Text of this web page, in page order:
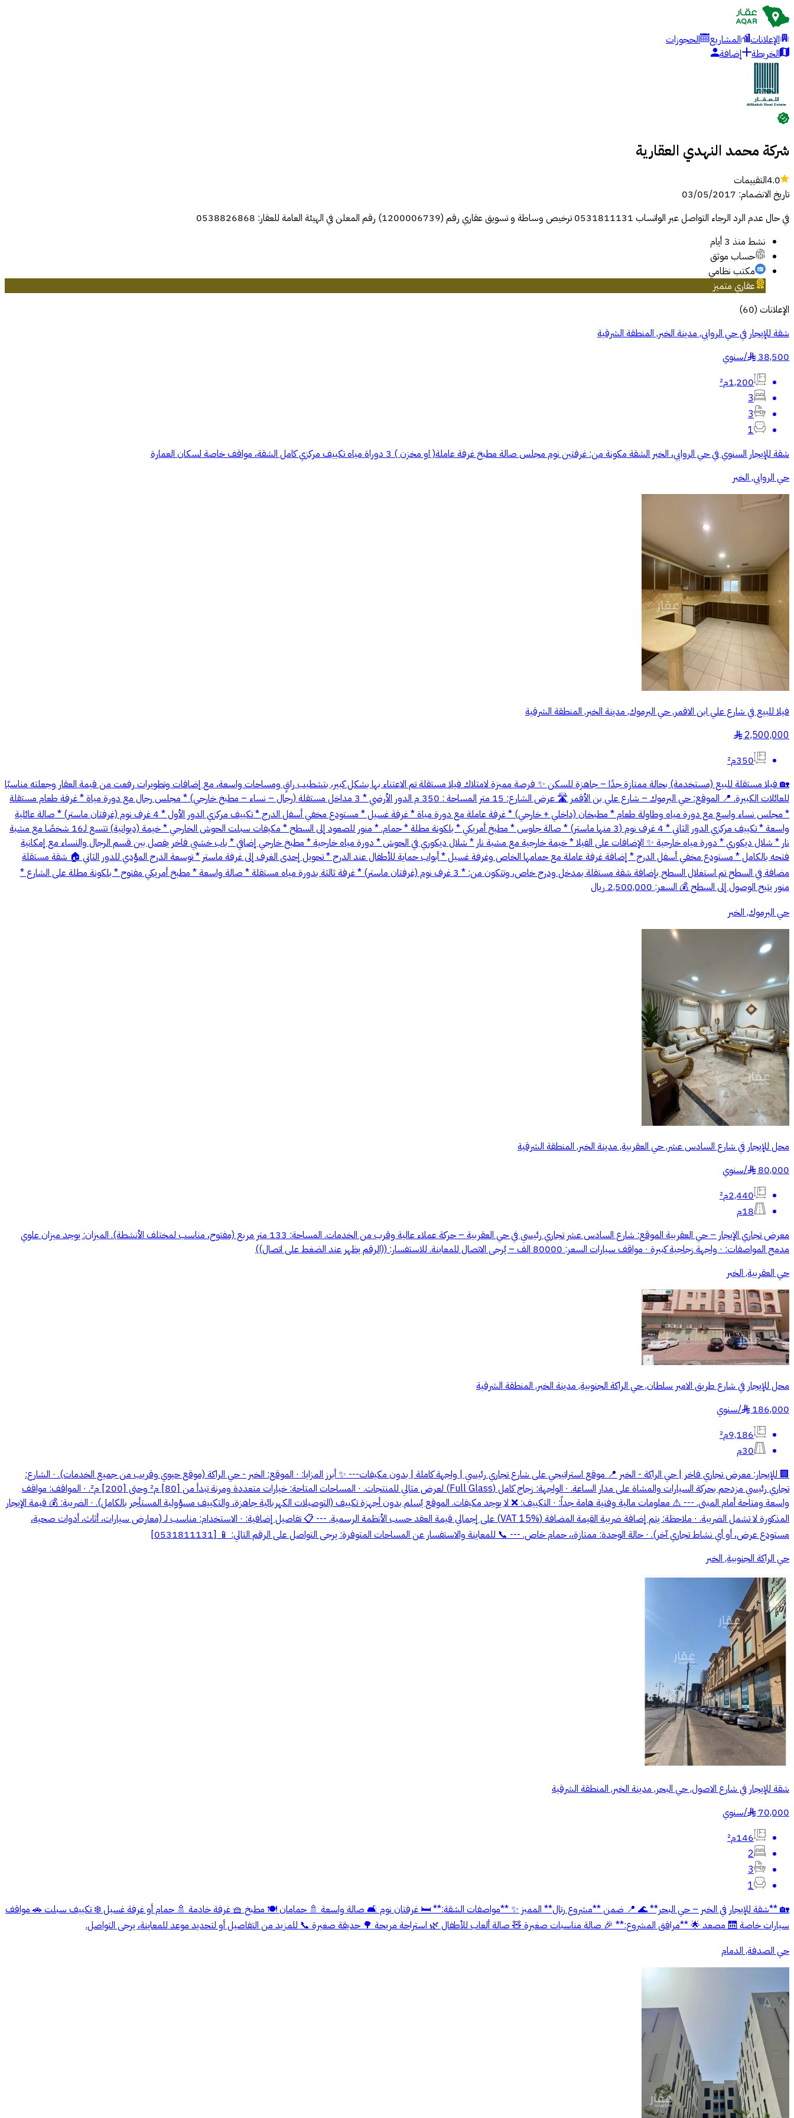
الإعلانات المشاريع
الحجوزات
الخريطة
إضافة
شركة محمد النهدي العقارية
4.0التقييمات
تاريخ الانضمام:
03/05/2017
في حال عدم الرد الرجاء التواصل عبر الواتساب 0531811131 ترخيص وساطة و تسويق عقاري رقم (1200006739) رقم المعلن في الهيئة العامة للعقار: 0538826868
نشط منذ 3 أيام
حساب موثق
مكتب نظامي
عقاري متميز
الإعلانات (
60
)
شقة للإيجار في حي الروابي, مدينة الخبر, المنطقة الشرقية
38,500
§
/سنوي
1,200م²
3
3
1
شقة للإيجار السنوي في حي الروابي، الخبر الشقة مكونة من: غرفتين نوم مجلس صالة مطبخ غرفة عاملة( او مخزن ) 3 دوراة مياه تكييف مركزي كامل الشقة، مواقف خاصة لسكان العمارة
حي الروابي, الخبر
فيلا للبيع في شارع علي ابن الاقمر, حي اليرموك, مدينة الخبر, المنطقة الشرقية
2,500,000
§
350م²
🏡 فيلا مستقلة للبيع (مستخدمة) بحالة ممتازة جدًا – جاهزة للسكن ✨ فرصة مميزة لامتلاك فيلا مستقلة تم الاعتناء بها بشكل كبير، بتشطيب راقٍ ومساحات واسعة، مع إضافات وتطويرات رفعت من قيمة العقار وجعلته مناسبًا
للعائلات الكبيرة. 📍 الموقع: حي اليرموك – شارع علي بن الأقمر 🛣️ عرض الشارع: 15 متر المساحة : 350 م الدور الأرضي * 3 مداخل مستقلة (رجال – نساء – مطبخ خارجي) * مجلس رجال مع دورة مياة * غرفة طعام مستقلة
* مجلس نساء واسع مع دورة مياه وطاولة طعام * مطبخان (داخلي + خارجي) * غرفة عاملة مع دورة مياة * غرفة غسيل * مستودع مخفي أسفل الدرج * تكييف مركزي الدور الأول * 4 غرف نوم (غرفتان ماستر) * صالة عائلية
واسعة * تكييف مركزي الدور الثاني * 4 غرف نوم (3 منها ماستر) * صالة جلوس * مطبخ أمريكي * بلكونة مطلة * حمام. * منور للصعود إلى السطح * مكيفات سبلت الحوش الخارجي * خيمة (ديوانية) تتسع لـ16 شخصًا مع مشبة
نار * شلال ديكوري * دورة مياه خارجية ✨ الإضافات على الفيلا * خيمة خارجية مع مشبة نار * شلال ديكوري في الحوش * دورة مياه خارجية * مطبخ خارجي إضافي * باب خشبي فاخر يفصل بين قسم الرجال والنساء مع إمكانية
فتحه بالكامل * مستودع مخفي أسفل الدرج * إضافة غرفة عاملة مع حمامها الخاص وغرفة غسيل * أبواب حماية للأطفال عند الدرج * تحويل إحدى الغرف إلى غرفة ماستر * توسعة الدرج المؤدي للدور الثاني 🏠 شقة مستقلة
مضافة في السطح تم استغلال السطح بإضافة شقة مستقلة بمدخل ودرج خاص، وتتكون من: * 3 غرف نوم (غرفتان ماستر) * غرفة ثالثة بدورة مياه مستقلة * صالة واسعة * مطبخ أمريكي مفتوح * بلكونة مطلة على الشارع *
منور يتيح الوصول إلى السطح 💰 السعر: 2,500,000 ريال
حي اليرموك, الخبر
محل للإيجار في شارع السادس عشر, حي العقربية, مدينة الخبر, المنطقة الشرقية
80,000
§
/سنوي
2,440م²
18م
معرض تجاري الإيجار – حي العقربية الموقع: شارع السادس عشر تجاري رئيسي في حي العقربية – حركة عملاء عالية وقرب من الخدمات. المساحة: 133 متر مربع (مفتوح، مناسب لمختلف الأنشطة). الميزان: يوجد ميزان علوي
مدمج المواصفات: · واجهة زجاجية كبيرة · مواقف سيارات السعر: 80000 الف – يُرجى الاتصال للمعاينة. للاستفسار: ((الرقم يظهر عند الضغط على اتصال))
حي العقربية, الخبر
محل للإيجار في شارع طريق الامير سلطان, حي الراكة الجنوبية, مدينة الخبر, المنطقة الشرقية
186,000
§
/سنوي
9,186م²
30م
🏢 للإيجار: معرض تجاري فاخر | حي الراكة - الخبر 📍 موقع استراتيجي على شارع تجاري رئيسي | واجهة كاملة | بدون مكيفات--- ✨ أبرز المزايا: · الموقع: الخبر - حي الراكة (موقع حيوي وقريب من جميع الخدمات). · الشارع:
تجاري رئيسي مزدحم بحركة السيارات والمشاة على مدار الساعة. · الواجهة: زجاج كامل (Full Glass) لعرض مثالي للمنتجات. · المساحات المتاحة: خيارات متعددة ومرنة تبدأ من [80] م² وحتى [200] م². · المواقف: مواقف
واسعة ومتاحة أمام المبنى. --- ⚠️ معلومات مالية وفنية هامة جداً: · التكييف: ❌ لا يوجد مكيفات. الموقع يُسلم بدون أجهزة تكييف (التوصيلات الكهربائية جاهزة، والتكييف مسؤولية المستأجر بالكامل). · الضريبة: 💰 قيمة الإيجار
المذكورة لا تشمل الضريبة. · ملاحظة: يتم إضافة ضريبة القيمة المضافة (VAT 15%) على إجمالي قيمة العقد حسب الأنظمة الرسمية. --- 📋 تفاصيل إضافية: · الاستخدام: مناسب لـ (معارض سيارات، أثاث، أدوات صحية،
مستودع عرض، أو أي نشاط تجاري آخر). · حالة الوحدة: ممتازة،، حمام خاص. --- 📞 للمعاينة والاستفسار عن المساحات المتوفرة: يرجى التواصل على الرقم التالي: 📱 [0531811131]
حي الراكة الجنوبية, الخبر
شقة للإيجار في شارع الاصول, حي البحر, مدينة الخبر, المنطقة الشرقية
70,000
§
/سنوي
146م²
2
3
1
🏡 **شقة للإيجار في الخبر – حي البحر** 🌊 📍 ضمن **مشروع رتال** المميز ✨ **مواصفات الشقة:** 🛏️ غرفتان نوم 🛋️ صالة واسعة 🚿 حمامان 🍽️ مطبخ 🧺 غرفة خادمة 🚿 حمام أو غرفة غسيل ❄️ تكييف سبلت 🚗 مواقف
سيارات خاصة 🛗 مصعد 🌟 **مرافق المشروع:** 🎉 صالة مناسبات صغيرة 🧸 صالة ألعاب للأطفال 🌿 استراحة مريحة 🌳 حديقة صغيرة 📞 للمزيد من التفاصيل أو لتحديد موعد للمعاينة، يرجى التواصل.
حي الصدفة, الدمام